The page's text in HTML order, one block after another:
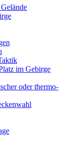
im Gebirge
oder thermo-